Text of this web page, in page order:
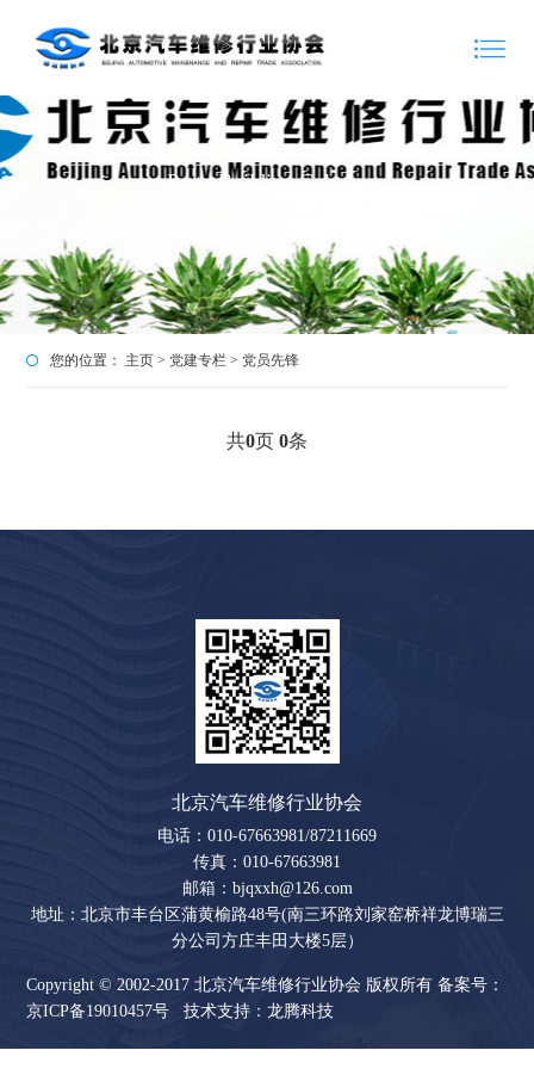
Party Building Column
您的位置： 主页 > 党建专栏 > 党员先锋
共0页 0条
北京汽车维修行业协会
电话：010-67663981/87211669
传真：010-67663981
邮箱：bjqxxh@126.com
地址：北京市丰台区蒲黄榆路48号(南三环路刘家窑桥祥龙博瑞三
分公司方庄丰田大楼5层）
Copyright © 2002-2017 北京汽车维修行业协会 版权所有 备案号：
京ICP备19010457号 技术支持：龙腾科技